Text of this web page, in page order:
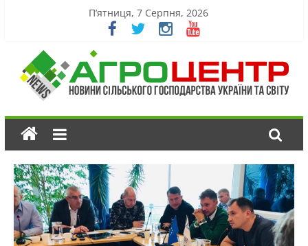
П’ятниця, 7 Серпня, 2026